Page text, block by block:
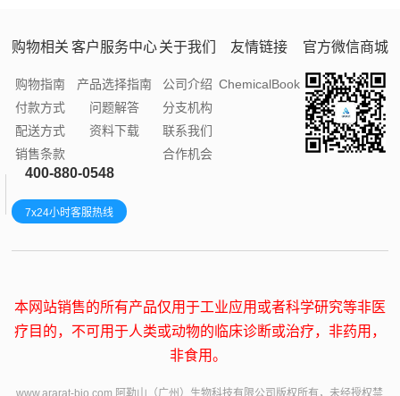
购物相关
购物指南
付款方式
配送方式
销售条款
客户服务中心
产品选择指南
问题解答
资料下载
关于我们
公司介绍
分支机构
联系我们
合作机会
友情链接
ChemicalBook
官方微信商城
400-880-0548
7x24小时客服热线
本网站销售的所有产品仅用于工业应用或者科学研究等非医
疗目的，不可用于人类或动物的临床诊断或治疗，非药用，
非食用。